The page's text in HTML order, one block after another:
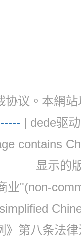
协议。本網
----- | dede驱
contains
显示的
业"(non-
》第八条法